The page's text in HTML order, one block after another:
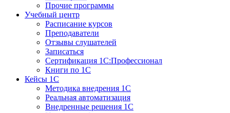
Прочие программы
Учебный центр
Расписание курсов
Преподаватели
Отзывы слушателей
Записаться
Сертификация 1С:Профессионал
Книги по 1С
Кейсы 1С
Методика внедрения 1С
Реальная автоматизация
Внедренные решения 1С